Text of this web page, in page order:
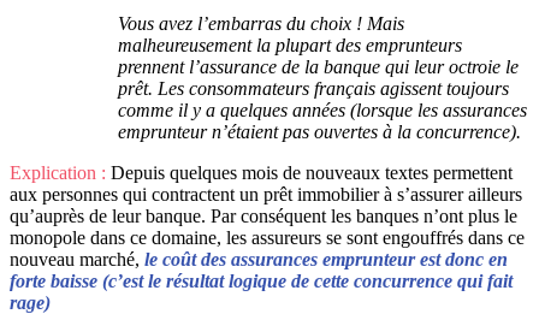
Vous avez l’embarras du choix ! Mais
malheureusement la plupart des emprunteurs
prennent l’assurance de la banque qui leur octroie le
prêt. Les consommateurs français agissent toujours
comme il y a quelques années (lorsque les assurances
emprunteur n’étaient pas ouvertes à la concurrence).
Explication : Depuis quelques mois de nouveaux textes permettent
aux personnes qui contractent un prêt immobilier à s’assurer ailleurs
qu’auprès de leur banque. Par conséquent les banques n’ont plus le
monopole dans ce domaine, les assureurs se sont engouffrés dans ce
nouveau marché, le coût des assurances emprunteur est donc en
forte baisse (c’est le résultat logique de cette concurrence qui fait
rage)